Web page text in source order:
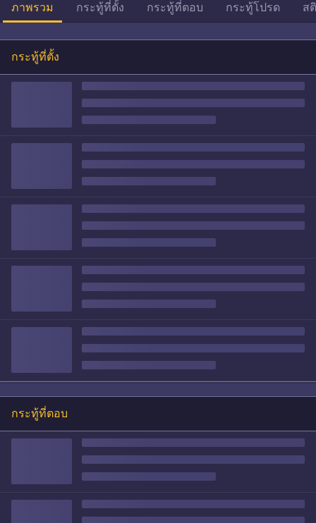
ภาพรวม กระทู้ที่ตั้ง กระทู้ที่ตอบ กระทู้โปรด ส
กระทู้ที่ตั้ง
กระทู้ที่ตอบ